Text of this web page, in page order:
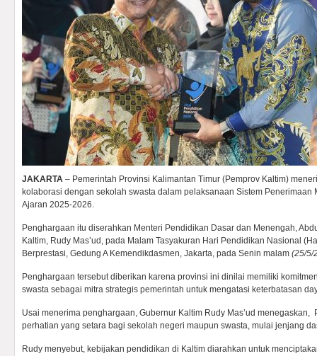
JAKARTA – Pemerintah Provinsi Kalimantan Timur (Pemprov Kaltim)
kolaborasi dengan sekolah swasta dalam pelaksanaan Sistem Penerimaan
Ajaran 2025-2026.
Penghargaan itu diserahkan Menteri Pendidikan Dasar dan Menengah,
Kaltim, Rudy Mas’ud, pada Malam Tasyakuran Hari Pendidikan Nasional
Berprestasi, Gedung A Kemendikdasmen, Jakarta, pada Senin malam (25/5/
Penghargaan tersebut diberikan karena provinsi ini dinilai memiliki
swasta sebagai mitra strategis pemerintah untuk mengatasi keterbatasan
Usai menerima penghargaan, Gubernur Kaltim Rudy Mas’ud menegaskan,
perhatian yang setara bagi sekolah negeri maupun swasta, mulai jenjang
Rudy menyebut, kebijakan pendidikan di Kaltim diarahkan untuk